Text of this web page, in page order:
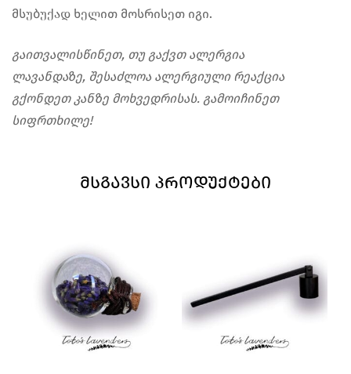
მსუბუქად ხელით მოსრისეთ იგი.
გაითვალისწინეთ, თუ გაქვთ ალერგია
ლავანდაზე, შესაძლოა ალერგიული რეაქცია
გქონდეთ კანზე მოხვედრისას. გამოიჩინეთ
სიფრთხილე!
ᲛᲡᲒᲐᲕᲡᲘ ᲞᲠᲝᲓᲣᲥᲢᲔᲑᲘ